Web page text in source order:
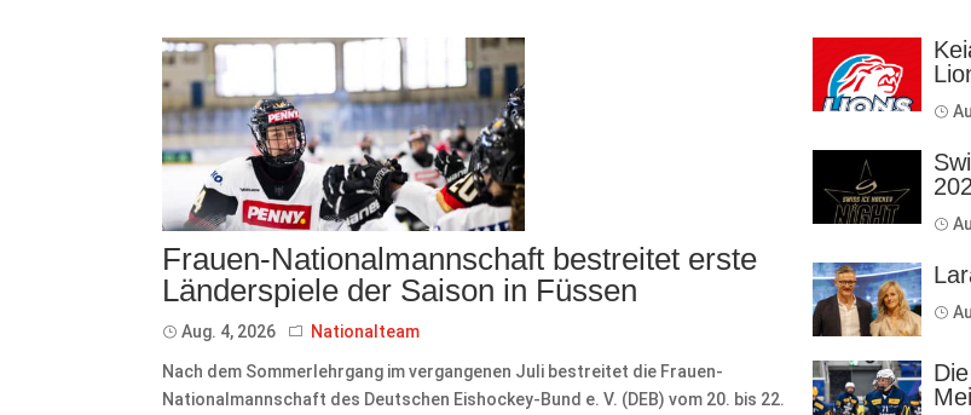
Frauen-Nationalmannschaft bestreitet erste
Länderspiele der Saison in Füssen
Aug. 4, 2026 Nationalteam
Nach dem Sommerlehrgang im vergangenen Juli bestreitet die Frauen-
Nationalmannschaft des Deutschen Eishockey-Bund e. V. (DEB) vom 20. bis 22.